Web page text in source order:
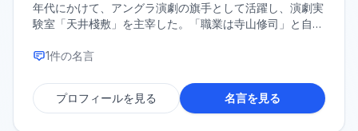
年代にかけて、アングラ演劇の旗手として活躍し、演劇実
験室「天井棧敷」を主宰した。「職業は寺山修司」と自称
1件の名言
プロフィールを見る 名言を見る